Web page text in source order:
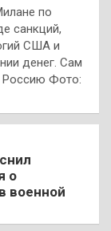
по
санкций,
США и
денег. Сам
Россию Фото:
о
военной